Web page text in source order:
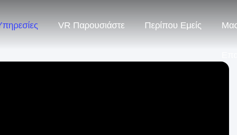
VR Παρουσιάστε Περίπου Εμείς